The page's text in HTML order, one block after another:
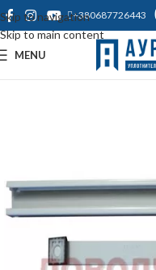
Skip to navigation
Skip to main content
+380687726443
MENU